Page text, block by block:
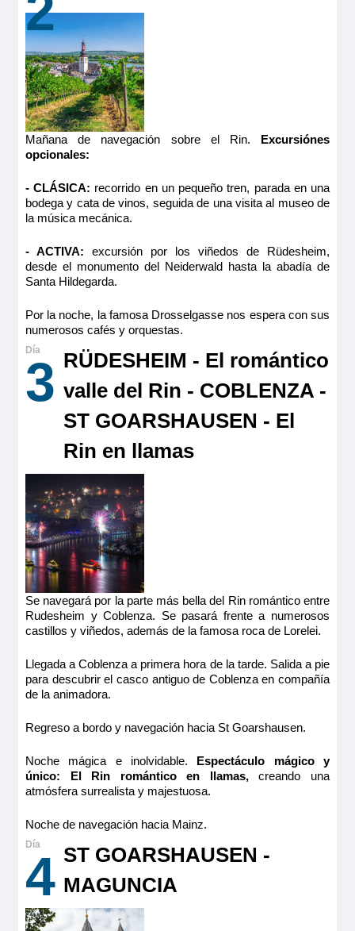
Mañana de navegación sobre el Rin. Excursiónes
opcionales:
- CLÁSICA: recorrido en un pequeño tren, parada en una
bodega y cata de vinos, seguida de una visita al museo de
la música mecánica.
- ACTIVA: excursión por los viñedos de Rüdesheim,
desde el monumento del Neiderwald hasta la abadía de
Santa Hildegarda.
Por la noche, la famosa Drosselgasse nos espera con sus
numerosos cafés y orquestas.
3 RÜDESHEIM - El romántico
valle del Rin - COBLENZA -
ST GOARSHAUSEN - El
Rin en llamas
Se navegará por la parte más bella del Rin romántico entre
Rudesheim y Coblenza. Se pasará frente a numerosos
castillos y viñedos, además de la famosa roca de Lorelei.
Llegada a Coblenza a primera hora de la tarde. Salida a pie
para descubrir el casco antiguo de Coblenza en compañía
de la animadora.
Regreso a bordo y navegación hacia St Goarshausen.
Noche mágica e inolvidable. Espectáculo mágico y
único: El Rin romántico en llamas,creando una
atmósfera surrealista y majestuosa.
Noche de navegación hacia Mainz.
4 ST GOARSHAUSEN -
MAGUNCIA